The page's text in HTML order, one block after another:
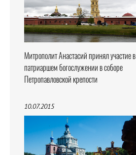
Митрополит Анастасий принял участие в
патриаршем богослужении в соборе
Петропавловской крепости
10.07.2015